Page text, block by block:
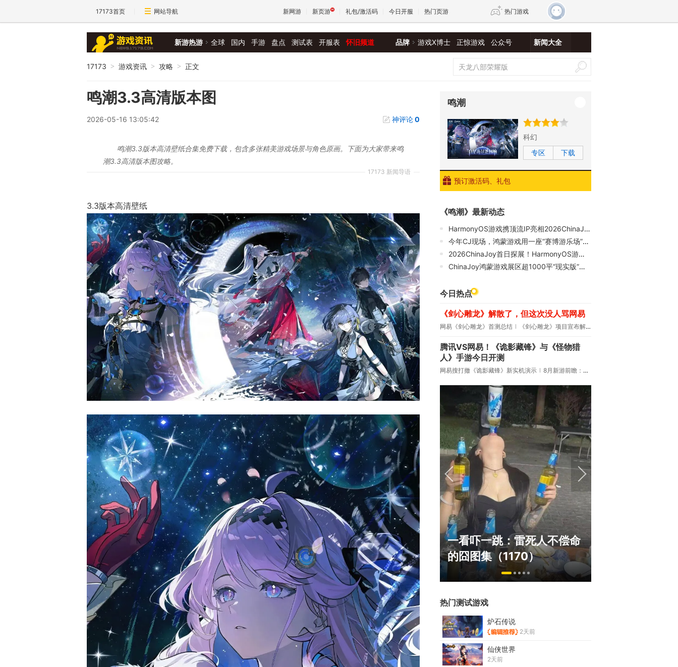
17173首页 网站导航 新网游 新页游 礼包/激活码 今日开服 热门页游 热门游戏
王权与自由 诛仙世界 新仙侠5
新游热游 全球 国内 手游 盘点 测试表 开服表 怀旧频道 品牌 游戏X博士 正惊游戏 公众号 新闻大全
17173 > 游戏资讯 > 攻略 > 正文
鸣潮3.3高清版本图
2026-05-16 13:05:42 神评论0
17173 新闻导语
鸣潮3.3版本高清壁纸合集免费下载，包含多张精美游戏场景与角色原画。下面为大家带来鸣
潮3.3高清版本图攻略。
3.3版本高清壁纸
鸣潮
科幻
专区
下载
预订激活码、礼包
《鸣潮》最新动态
HarmonyOS游戏携顶流IP亮相2026ChinaJoy，展区热度持续高涨
今年CJ现场，鸿蒙游戏用一座“赛博游乐场”刷新了我的认知
2026ChinaJoy首日探展！HarmonyOS游戏展区人气爆棚
ChinaJoy鸿蒙游戏展区超1000平“现实版”游乐场，热门游戏展台引爆期待
今日热点
《剑心雕龙》解散了，但这次没人骂网易
网易《剑心雕龙》首测总结 《剑心雕龙》项目宣布解散
腾讯VS网易！《诡影藏锋》与《怪物猎
人》手游今日开测
网易搜打撤《诡影藏锋》新实机演示 8月新游前瞻：《诡秘之主》领衔
17周年庆典 争霸赛大区火
爆开启
一看吓一跳：雷死人不偿命
的囧图集（1170）
巅峰在线150万人的横版网
游，如今带着怀旧服又杀回
来了！
热门测试游戏
炉石传说
2天前
仙侠世界
2天前